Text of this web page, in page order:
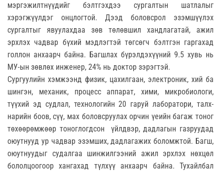
мэргэжилтнүүдийг бэлтгэхдээ сургалтын шатлалыг
хэрэгжүүлдэг онцлогтой. Дээд боловсрол эзэмшүүлэх
сургалтыг явуулахдаа зөв төлөвшил хандлагатай, ажил
эрхлэх чадвар бүхий мэдлэгтэй төгсөгч бэлтгэн гаргахад
голлон анхаарч байна. Багшлах бүрэлдэхүүний 9.5 хувь нь
МУ-ын зөвлөх инженер, 24% нь доктор зэрэгтэй.
Сургуулийн хэмжээнд физик, цахилгаан, электроник, хий ба
шингэн, механик, процесс аппарат, хими, микробиологи,
түүхий эд судлал, технологийн 20 гаруй лаборатори, талх-
нарийн боов, сүү, мах боловсруулах орчин үеийн багаж тоног
төхөөрөмжөөр тоноглогдсон үйлдвэр, дадлагын газруудад
оюутнууд ур чадвар эзэмших, дадлагажих боломжтой. Багш,
оюутнуудыг судалгаа шинжилгээний ажил эрхлэх нөхцөл
бололцоогоор хангахад түлхүү анхаарч байна. Тухайлбал